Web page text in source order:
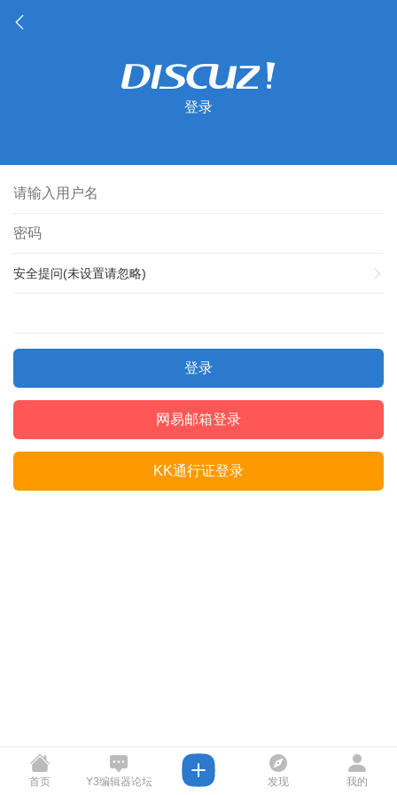
登录
安全提问(未设置请忽略)
登录
网易邮箱登录
KK通行证登录
首页 Y3编辑器论坛 发现 我的